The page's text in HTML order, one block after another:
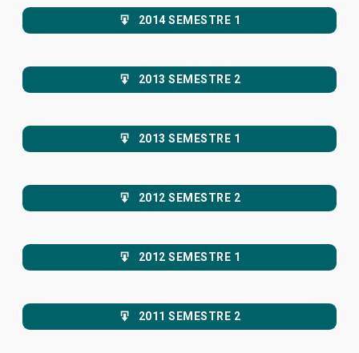
2014 SEMESTRE 1
2013 SEMESTRE 2
2013 SEMESTRE 1
2012 SEMESTRE 2
2012 SEMESTRE 1
2011 SEMESTRE 2